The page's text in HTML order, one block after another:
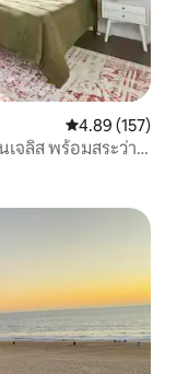
คะแนนเฉลี่ย
4.89 (157)
จลิส พร้อมสระว่าย